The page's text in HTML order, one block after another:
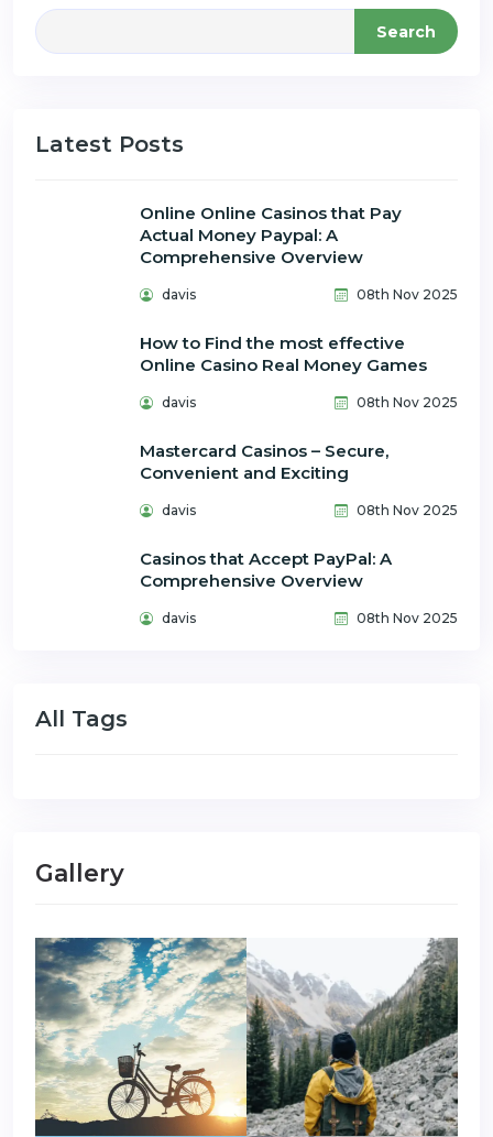
Search
Latest Posts
Online Online Casinos that Pay
Actual Money Paypal: A
Comprehensive Overview
davis 08th Nov 2025
How to Find the most effective
Online Casino Real Money Games
davis 08th Nov 2025
Mastercard Casinos – Secure,
Convenient and Exciting
davis 08th Nov 2025
Casinos that Accept PayPal: A
Comprehensive Overview
davis 08th Nov 2025
All Tags
Gallery